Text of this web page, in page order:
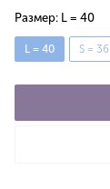
Размер: L = 40
L = 40 S = 36